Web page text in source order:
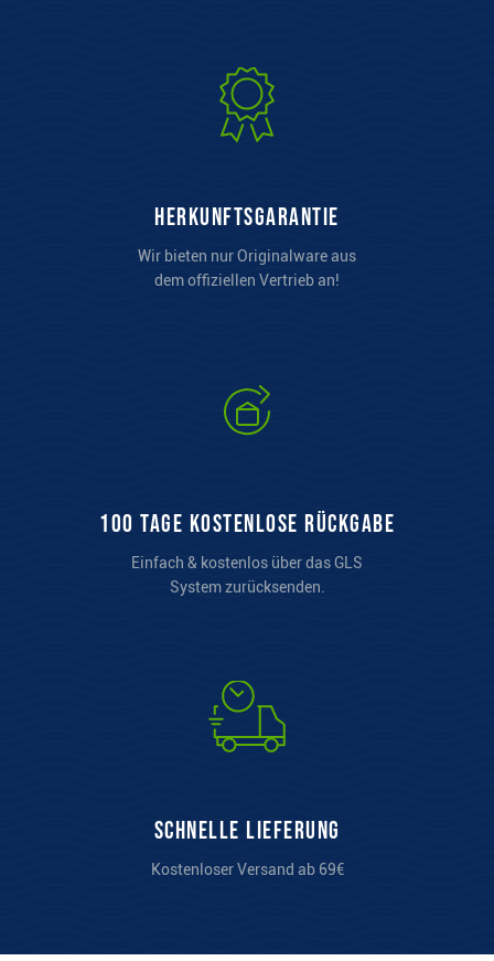
Herkunftsgarantie
Wir bieten nur Originalware aus
dem offiziellen Vertrieb an!
100 Tage kostenlose Rückgabe
Einfach & kostenlos über das GLS
System zurücksenden.
Schnelle Lieferung
Kostenloser Versand ab 69€